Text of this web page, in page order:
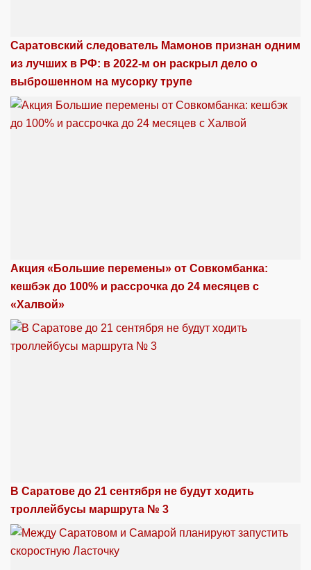
Саратовский следователь Мамонов признан одним
из лучших в РФ: в 2022-м он раскрыл дело о
выброшенном на мусорку трупе
Акция «Большие перемены» от Совкомбанка:
кешбэк до 100% и рассрочка до 24 месяцев с
«Халвой»
В Саратове до 21 сентября не будут ходить
троллейбусы маршрута № 3